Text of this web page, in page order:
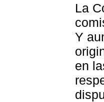
La
Y
en